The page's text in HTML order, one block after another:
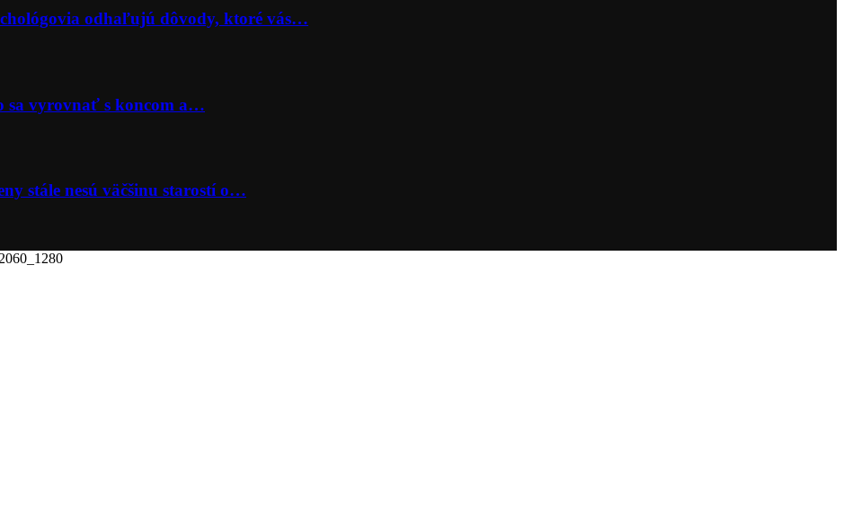
odhaľujú dôvody, ktoré vás…
sa vyrovnať s koncom a…
stále nesú väčšinu starostí o…